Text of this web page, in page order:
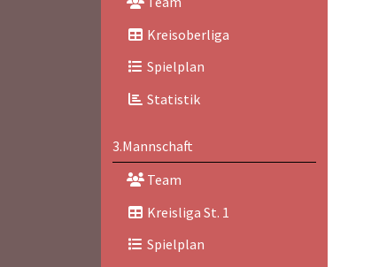
Kreisoberliga
Spielplan
Statistik
3.Mannschaft
Team
Kreisliga St. 1
Spielplan